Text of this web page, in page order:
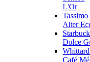
L'Or
Tassimo
Alter
Dolce
Café